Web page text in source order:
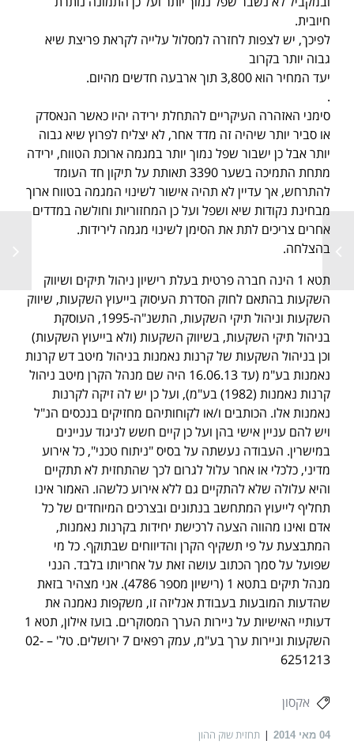
חיובית.
לפיכך, יש לצפות לחזרה למסלול עלייה לקראת פריצת שיא
גבוה יותר בקרוב
יעד המחיר הוא 3,800 תוך ארבעה חדשים מהיום.
.
סימני האזהרה העיקריים להתחלת ירידה יהיו כאשר הנאסדק
או סביר יותר שיהיה זה מדד אחר, לא יצליח לפרוץ שיא גבוה
יותר אבל כן ישבור שפל נמוך יותר במגמה ארוכת הטווח, ירידה
מתחת התמיכה בשער 3390 תאותת על תיקון חד העומד
להתרחש, אך עדיין לא תהיה אישור לשינוי המגמה בטווח ארוך
מבחינת נקודות שיא ושפל ועל כן המחזוריות וחולשה במדדים
אחרים צריכים לתת את הסימן לשינוי מגמה לירידות.
בהצלחה.
תטא 1 הינה חברה פרטית בעלת רישיון ניהול תיקים ושיווק
השקעות בהתאם לחוק הסדרת העיסוק בייעוץ השקעות, שיווק
השקעות וניהול תיקי השקעות, התשנ"ה-1995, העוסקת
בניהול תיקי השקעות, בשיווק השקעות (ולא בייעוץ השקעות)
וכן בניהול השקעות של קרנות נאמנות בניהול מיטב דש קרנות
נאמנות בע"מ (עד 16.06.13 היה שם מנהל הקרן מיטב ניהול
קרנות נאמנות (1982) בע"מ), ועל כן יש לה זיקה לקרנות
נאמנות אלו. הכותבים ו/או לקוחותיהם מחזיקים בנכסים הנ"ל
ויש להם עניין אישי בהן ועל כן קיים חשש לניגוד עניינים
במישרין. העבודה נעשתה על בסיס "ניתוח טכני", כל אירוע
מדיני, כלכלי או אחר עלול לגרום לכך שהתחזית לא תתקיים
והיא עלולה שלא להתקיים גם ללא אירוע כלשהו. האמור אינו
תחליף לייעוץ המתחשב בנתונים ובצרכים המיוחדים של כל
אדם ואינו מהווה הצעה לרכישת יחידות בקרנות נאמנות,
המתבצעת על פי תשקיף הקרן והדיווחים שבתוקף. כל מי
שפועל על סמך הכתוב עושה זאת על אחריותו בלבד. הנני
מנהל תיקים בתטא 1 (רישיון מספר 4786). אני מצהיר בזאת
שהדעות המובעות בעבודת אנליזה זו, משקפות נאמנה את
דעותיי האישיות על ניירות הערך המסוקרים. בועז אילון, תטא 1
השקעות וניירות ערך בע"מ, עמק רפאים 7 ירושלים. טל' – 02-
6251213
אקסון
04 מאי 2014 תחזית שוק ההון